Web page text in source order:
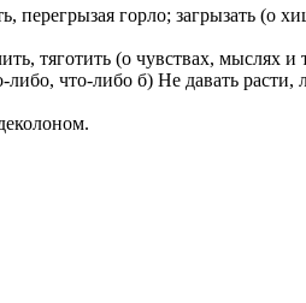
перегрызая горло; загрызать
тяготить (о чувствах, мыслях и
что-либо б) Не давать расти,